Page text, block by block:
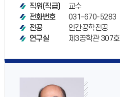
직위(직급)
교수
전화번호
031-670-5283
전공
인간공학전공
연구실
제3공학관 307호